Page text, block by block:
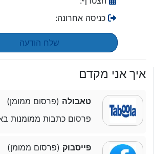
כניסה אחרונה:
שלח הודעה
איך אני מקדם
טאבולה (פרסום ממומן)
פרסום כתבות ממומנות
פייסבוק (פרסום ממומן)